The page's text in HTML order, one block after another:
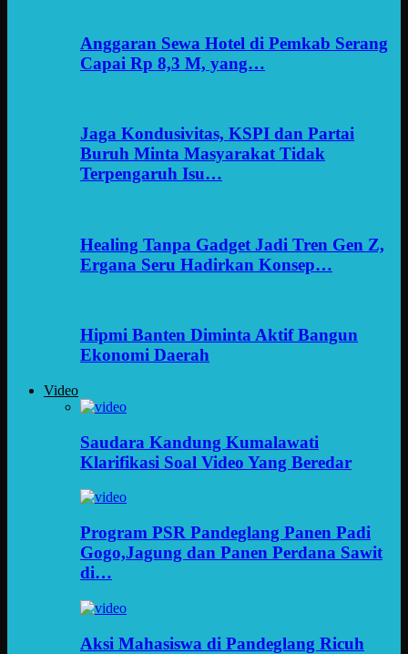
Anggaran Sewa Hotel di Pemkab Serang
Capai Rp 8,3 M, yang…
Jaga Kondusivitas, KSPI dan Partai
Buruh Minta Masyarakat Tidak
Terpengaruh Isu…
Healing Tanpa Gadget Jadi Tren Gen Z,
Ergana Seru Hadirkan Konsep…
Hipmi Banten Diminta Aktif Bangun
Ekonomi Daerah
Video
Saudara Kandung Kumalawati
Klarifikasi Soal Video Yang Beredar
Program PSR Pandeglang Panen Padi
Gogo,Jagung dan Panen Perdana Sawit
di…
Aksi Mahasiswa di Pandeglang Ricuh